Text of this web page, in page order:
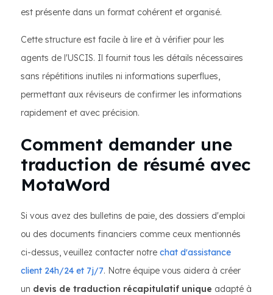
est présente dans un format cohérent et organisé.
Cette structure est facile à lire et à vérifier pour les
agents de l'USCIS. Il fournit tous les détails nécessaires
sans répétitions inutiles ni informations superflues,
permettant aux réviseurs de confirmer les informations
rapidement et avec précision.
Comment demander une
traduction de résumé avec
MotaWord
Si vous avez des bulletins de paie, des dossiers d'emploi
ou des documents financiers comme ceux mentionnés
ci-dessus, veuillez contacter notre chat d'assistance
client 24h/24 et 7j/7. Notre équipe vous aidera à créer
un devis de traduction récapitulatif unique adapté à